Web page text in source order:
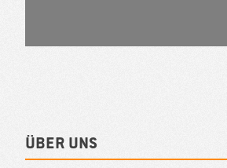
Über uns